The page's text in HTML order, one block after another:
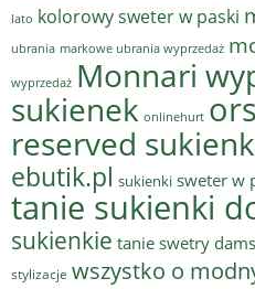
lato kolorowy sweter w paski
ubrania markowe ubrania wyprzedaż
wyprzedaż Monnari
sukienek onlinehurt
reserved
ebutik.pl sukienki sweter w
tanie sukienki
sukienkie tanie swetry
stylizacje wszystko o